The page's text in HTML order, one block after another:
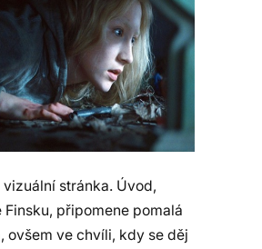
stránka. Úvod,
připomene pomalá
ovšem ve chvíli, kdy se děj